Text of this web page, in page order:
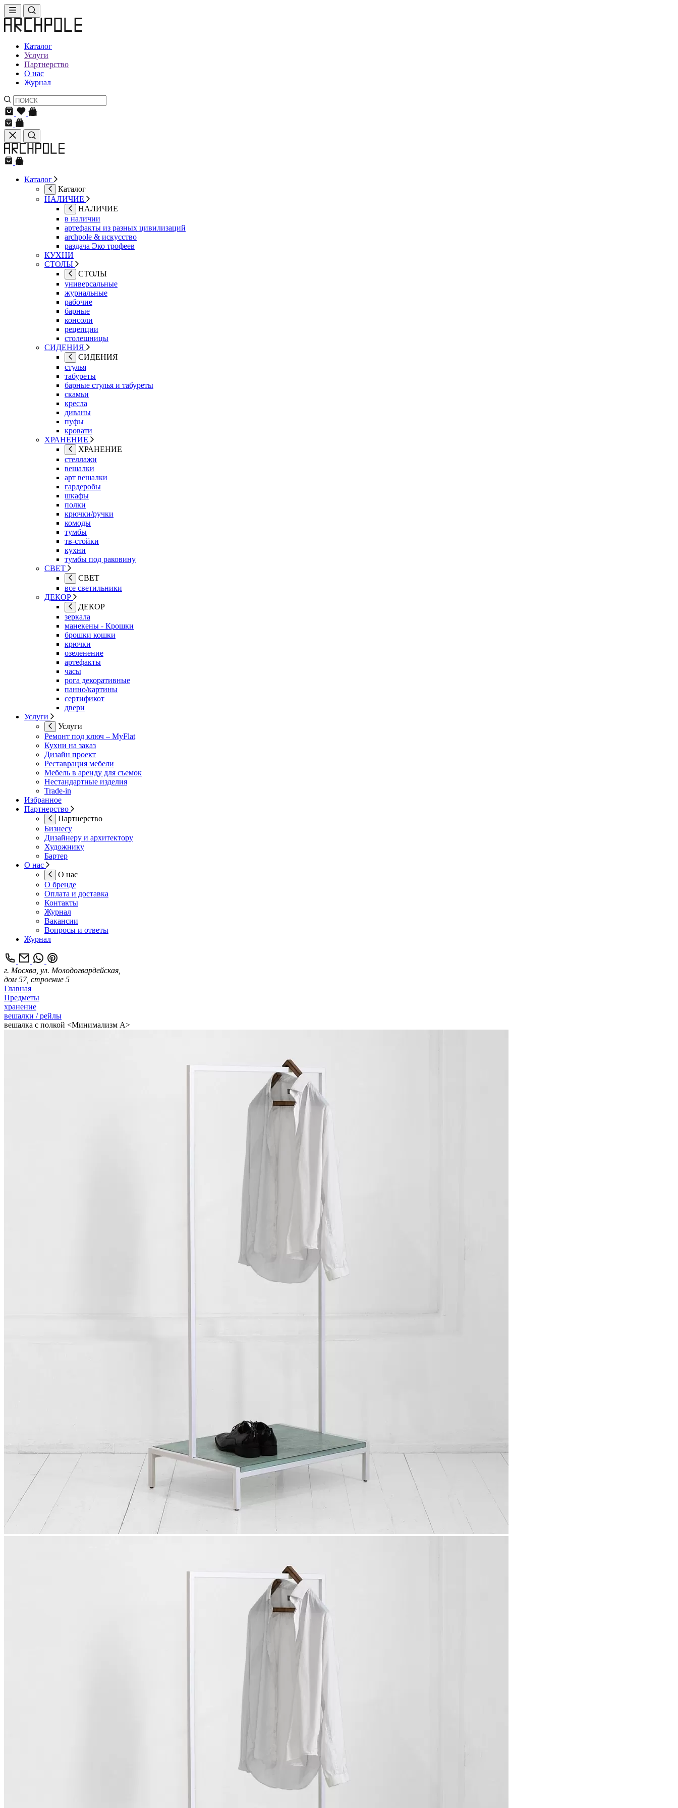
Каталог
Услуги
Партнерство
О нас
Журнал
Каталог
Каталог
НАЛИЧИЕ
НАЛИЧИЕ
в наличии
артефакты из разных цивилизаций
archpole & искусство
раздача Эко трофеев
КУХНИ
СТОЛЫ
СТОЛЫ
универсальные
журнальные
рабочие
барные
консоли
рецепции
столешницы
СИДЕНИЯ
СИДЕНИЯ
стулья
табуреты
барные стулья и табуреты
скамьи
кресла
диваны
пуфы
кровати
ХРАНЕНИЕ
ХРАНЕНИЕ
стеллажи
вешалки
арт вешалки
гардеробы
шкафы
полки
крючки/ручки
комоды
тумбы
тв-стойки
кухни
тумбы под раковину
СВЕТ
СВЕТ
все светильники
ДЕКОР
ДЕКОР
зеркала
манекены - Крошки
брошки кошки
крючки
озеленение
артефакты
часы
рога декоративные
панно/картины
сертификот
двери
Услуги
Услуги
Ремонт под ключ – MyFlat
Кухни на заказ
Дизайн проект
Реставрация мебели
Мебель в аренду для съемок
Нестандартные изделия
Trade-in
Избранное
Партнерство
Партнерство
Бизнесу
Дизайнеру и архитектору
Художнику
Бартер
О нас
О нас
О бренде
Оплата и доставка
Контакты
Журнал
Вакансии
Вопросы и ответы
Журнал
г. Москва, ул. Молодогвардейская,
дом 57, строение 5
Главная
Предметы
хранение
вешалки / рейлы
вешалка с полкой <Минимализм А>